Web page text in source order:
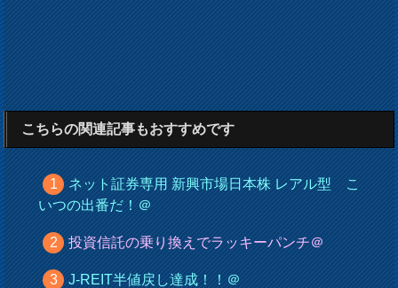
こちらの関連記事もおすすめです
ネット証券専用 新興市場日本株 レアル型 こ
いつの出番だ！＠
投資信託の乗り換えでラッキーパンチ＠
J-REIT半値戻し達成！！＠